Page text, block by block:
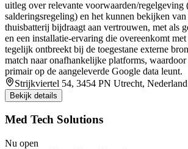
uitleg over relevante voorwaarden/regelgeving
salderingsregeling) en het kunnen bekijken
thuisbatterij bijdraagt aan vertrouwen, met als
en een installatie-ervaring die overeenkomt
tegelijk ontbreekt bij de toegestane externe
match naar onafhankelijke platforms,
primair op de aangeleverde Google data leunt.
Strijkviertel 54, 3454 PN Utrecht, Nederland
Bekijk details
Med Tech Solutions
Nu open